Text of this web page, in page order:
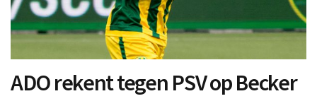
ADO rekent tegen PSV op Becker